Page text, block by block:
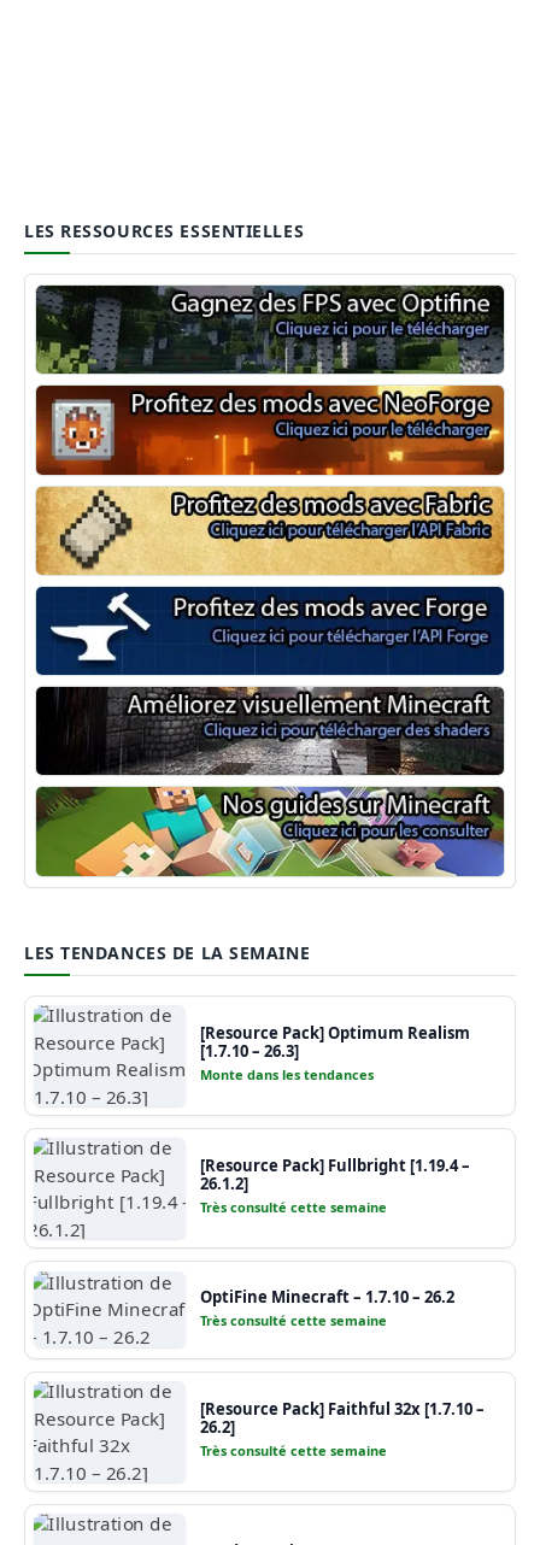
LES RESSOURCES ESSENTIELLES
Optifine
NeoForge
Minecraft Fabric
Minecraft Forge
Shaders Minecraft
Guide Minecraft
LES TENDANCES DE LA SEMAINE
[Resource Pack] Optimum Realism
[1.7.10 – 26.3]
Monte dans les tendances
[Resource Pack] Fullbright [1.19.4 –
26.1.2]
Très consulté cette semaine
OptiFine Minecraft – 1.7.10 – 26.2
Très consulté cette semaine
[Resource Pack] Faithful 32x [1.7.10 –
26.2]
Très consulté cette semaine